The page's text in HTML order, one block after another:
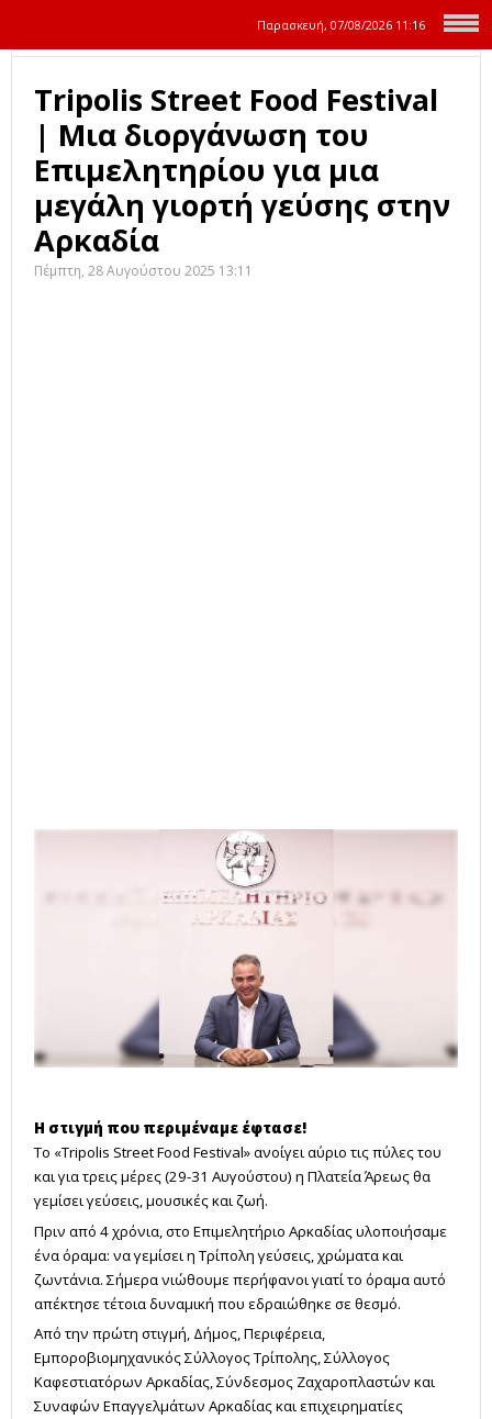
Παρασκευή, 07/08/2026 11:16
Tripolis Street Food Festival
| Μια διοργάνωση του
Επιμελητηρίου για μια
μεγάλη γιορτή γεύσης στην
Αρκαδία
Πέμπτη, 28 Αυγούστου 2025 13:11
Η στιγμή που περιμέναμε έφτασε!
Το «Tripolis Street Food Festival» ανοίγει αύριο τις πύλες του
και για τρεις μέρες (29-31 Αυγούστου) η Πλατεία Άρεως θα
γεμίσει γεύσεις, μουσικές και ζωή.
Πριν από 4 χρόνια, στο Επιμελητήριο Αρκαδίας υλοποιήσαμε
ένα όραμα: να γεμίσει η Τρίπολη γεύσεις, χρώματα και
ζωντάνια. Σήμερα νιώθουμε περήφανοι γιατί το όραμα αυτό
απέκτησε τέτοια δυναμική που εδραιώθηκε σε θεσμό.
Από την πρώτη στιγμή, Δήμος, Περιφέρεια,
Εμποροβιομηχανικός Σύλλογος Τρίπολης, Σύλλογος
Καφεστιατόρων Αρκαδίας, Σύνδεσμος Ζαχαροπλαστών και
Συναφών Επαγγελμάτων Αρκαδίας και επιχειρηματίες